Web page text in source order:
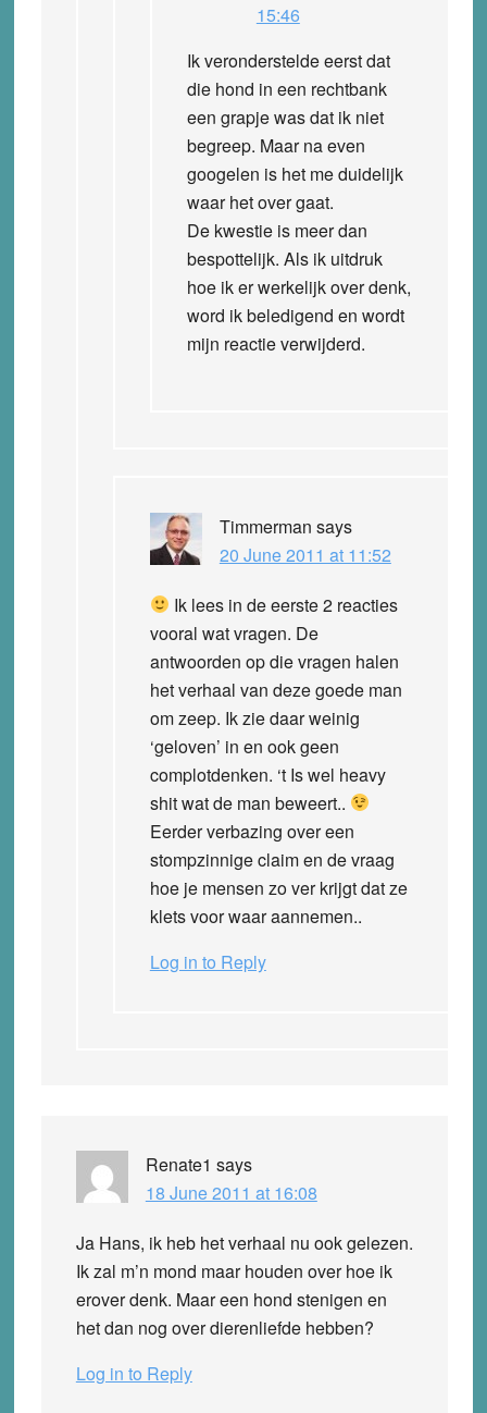
15:46
Ik veronderstelde eerst dat
die hond in een rechtbank
een grapje was dat ik niet
begreep. Maar na even
googelen is het me duidelijk
waar het over gaat.
De kwestie is meer dan
bespottelijk. Als ik uitdruk
hoe ik er werkelijk over denk,
word ik beledigend en wordt
mijn reactie verwijderd.
Timmerman says
20 June 2011 at 11:52
Ik lees in de eerste 2 reacties
vooral wat vragen. De
antwoorden op die vragen halen
het verhaal van deze goede man
om zeep. Ik zie daar weinig
‘geloven’ in en ook geen
complotdenken. ‘t Is wel heavy
shit wat de man beweert..
Eerder verbazing over een
stompzinnige claim en de vraag
hoe je mensen zo ver krijgt dat ze
klets voor waar aannemen..
Log in to Reply
Renate1 says
18 June 2011 at 16:08
Ja Hans, ik heb het verhaal nu ook gelezen.
Ik zal m’n mond maar houden over hoe ik
erover denk. Maar een hond stenigen en
het dan nog over dierenliefde hebben?
Log in to Reply